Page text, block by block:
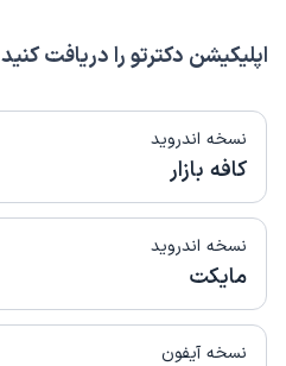
اپلیکیشن دکترتو را دریافت کنید
نسخه اندروید
کافه بازار
نسخه اندروید
مایکت
نسخه آیفون